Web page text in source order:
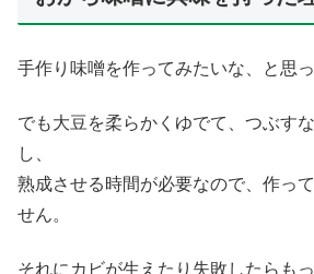
手作り味噌を作ってみたいな、と思
でも大豆を柔らかくゆでて、つぶす
し、
熟成させる時間が必要なので、作っ
せん。
それにカビが生えたり失敗したらも